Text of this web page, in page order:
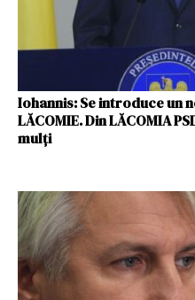
Iohannis: Se introduce un
LĂCOMIE. Din LĂCOMIA
mulți